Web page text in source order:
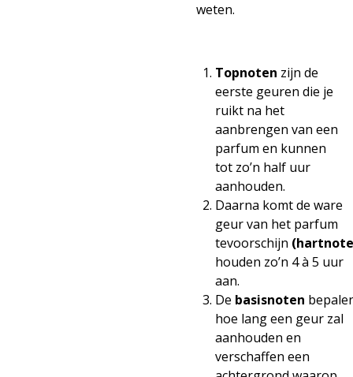
weten.
Topnoten zijn de
eerste geuren die je
ruikt na het
aanbrengen van een
parfum en kunnen
tot zo’n half uur
aanhouden.
Daarna komt de ware
geur van het parfum
tevoorschijn
houden zo’n 4 à 5 uur
aan.
De basisnoten
hoe lang een geur zal
aanhouden en
verschaffen een